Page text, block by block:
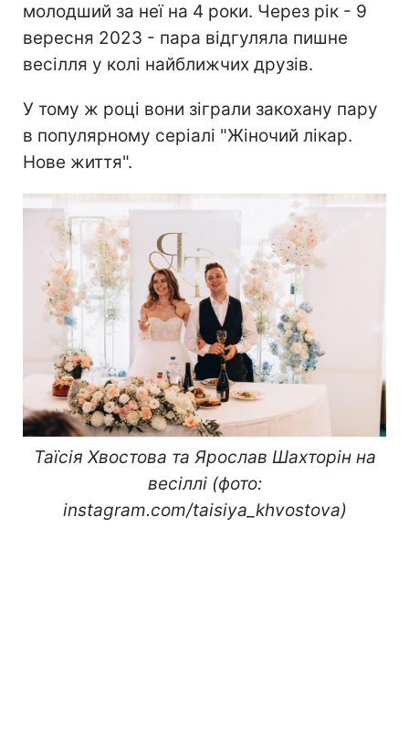
молодший за неї на 4 роки. Через рік - 9
вересня 2023 - пара відгуляла пишне
весілля у колі найближчих друзів.
У тому ж році вони зіграли закохану пару
в популярному серіалі "Жіночий лікар.
Нове життя".
Таїсія Хвостова та Ярослав Шахторін на
весіллі (фото:
instagram.com/taisiya_khvostova)